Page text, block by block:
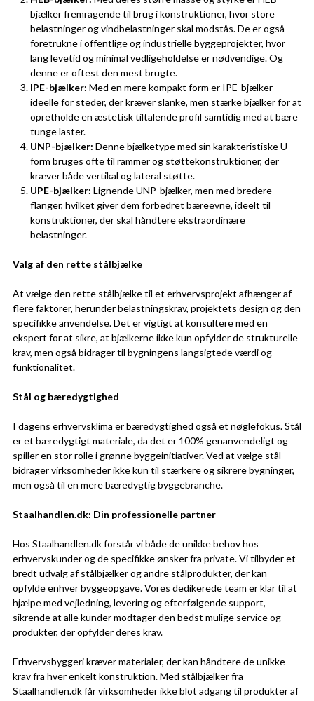
bjælker fremragende til brug i konstruktioner, hvor store
belastninger og vindbelastninger skal modstås. De er også
foretrukne i offentlige og industrielle byggeprojekter, hvor
lang levetid og minimal vedligeholdelse er nødvendige. Og
denne er oftest den mest brugte.
IPE-bjælker: Med en mere kompakt form er IPE-bjælker
ideelle for steder, der kræver slanke, men stærke bjælker for at
opretholde en æstetisk tiltalende profil samtidig med at bære
tunge laster.
UNP-bjælker: Denne bjælketype med sin karakteristiske U-
form bruges ofte til rammer og støttekonstruktioner, der
kræver både vertikal og lateral støtte.
UPE-bjælker: Lignende UNP-bjælker, men med bredere
flanger, hvilket giver dem forbedret bæreevne, ideelt til
konstruktioner, der skal håndtere ekstraordinære
belastninger.
Valg af den rette stålbjælke
At vælge den rette stålbjælke til et erhvervsprojekt afhænger af
flere faktorer, herunder belastningskrav, projektets design og den
specifikke anvendelse. Det er vigtigt at konsultere med en
ekspert for at sikre, at bjælkerne ikke kun opfylder de strukturelle
krav, men også bidrager til bygningens langsigtede værdi og
funktionalitet.
Stål og bæredygtighed
I dagens erhvervsklima er bæredygtighed også et nøglefokus. Stål
er et bæredygtigt materiale, da det er 100% genanvendeligt og
spiller en stor rolle i grønne byggeinitiativer. Ved at vælge stål
bidrager virksomheder ikke kun til stærkere og sikrere bygninger,
men også til en mere bæredygtig byggebranche.
Staalhandlen.dk: Din professionelle partner
Hos Staalhandlen.dk forstår vi både de unikke behov hos
erhvervskunder og de specifikke ønsker fra private. Vi tilbyder et
bredt udvalg af stålbjælker og andre stålprodukter, der kan
opfylde enhver byggeopgave. Vores dedikerede team er klar til at
hjælpe med vejledning, levering og efterfølgende support,
sikrende at alle kunder modtager den bedst mulige service og
produkter, der opfylder deres krav.
Erhvervsbyggeri kræver materialer, der kan håndtere de unikke
krav fra hver enkelt konstruktion. Med stålbjælker fra
Staalhandlen.dk får virksomheder ikke blot adgang til produkter af